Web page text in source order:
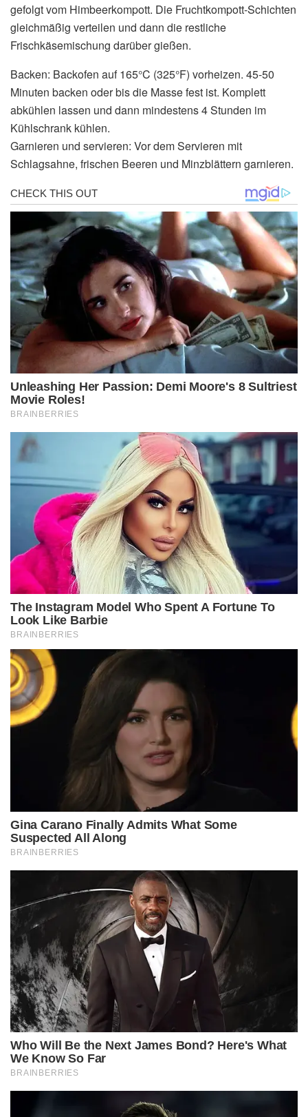
gefolgt vom Himbeerkompott. Die Fruchtkompott-Schichten
gleichmäßig verteilen und dann die restliche
Frischkäsemischung darüber gießen.
Backen: Backofen auf 165°C (325°F) vorheizen. 45-50
Minuten backen oder bis die Masse fest ist. Komplett
abkühlen lassen und dann mindestens 4 Stunden im
Kühlschrank kühlen.
Garnieren und servieren: Vor dem Servieren mit
Schlagsahne, frischen Beeren und Minzblättern garnieren.